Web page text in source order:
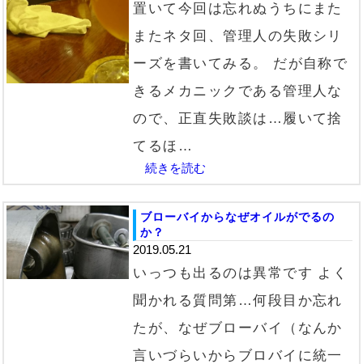
置いて今回は忘れぬうちにまた
またネタ回、管理人の失敗シリ
ーズを書いてみる。 だが自称で
きるメカニックである管理人な
ので、正直失敗談は…履いて捨
てるほ…
続きを読む
ブローバイからなぜオイルがでるの
か？
2019.05.21
いっつも出るのは異常です よく
聞かれる質問第…何段目か忘れ
たが、なぜブローバイ（なんか
言いづらいからブロバイに統一